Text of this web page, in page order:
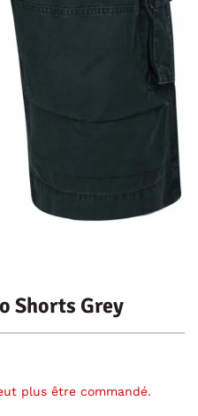
Shorts Grey
plus être commandé.